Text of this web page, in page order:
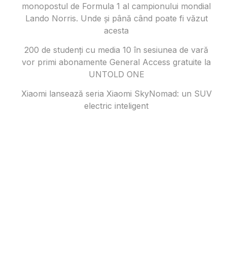
monopostul de Formula 1 al campionului mondial
Lando Norris. Unde și până când poate fi văzut
acesta
200 de studenți cu media 10 în sesiunea de vară
vor primi abonamente General Access gratuite la
UNTOLD ONE
Xiaomi lansează seria Xiaomi SkyNomad: un SUV
electric inteligent